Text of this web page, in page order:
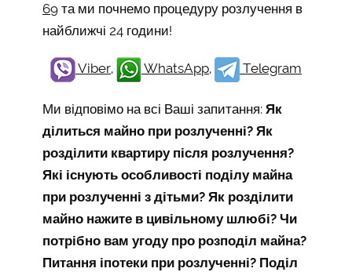
69 та ми почнемо процедуру розлучення в
найближчі 24 години!
Viber, WhatsApp, Telegram
Ми відповімо на всі Ваші запитання: Як
ділиться майно при розлученні? Як
розділити квартиру після розлучення?
Які існують особливості поділу майна
при розлученні з дітьми? Як розділити
майно нажите в цивільному шлюбі? Чи
потрібно вам угоду про розподіл майна?
Питання іпотеки при розлученні? Поділ